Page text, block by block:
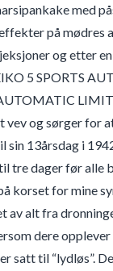
med
på
og etter
5 SPORTS
AUTOMATIC
og sørger for
13årsdag i
tre dager før
korset for mine
av alt fra
dere
satt til “lydløs”.